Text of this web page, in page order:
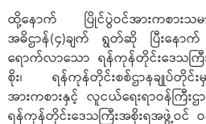
ထို့နောက် ပြိုင်ပွဲဝင်အားကစားသမာ
အဓိဌာန်(၄)ချက် ရွတ်ဆို ပြီးနေ
ရောက်လာသော ရန်ကုန်တိုင်းဒေသကြီ
စိုး၊ ရန်ကုန်တိုင်းစစ်ဌာနချုပ်တိုင်
အားကစားနှင့် လူငယ်ရေးရာဝန်ကြီးဌ
ရန်ကုန်တိုင်းဒေသကြီးအစိုးရအဖွဲ့ဝင် ဝ